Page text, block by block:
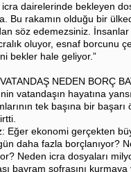
icra dairelerinde bekleyen
Bu rakamın olduğu bir
söz edemezsiniz. İnsanlar
oluyor, esnaf borcunu
bekler hale geliyor.”
NEDEN BORÇ
vatandaşın hayatına
tek başına bir başarı
Eğer ekonomi gerçekten
daha fazla borçlanıyor?
Neden icra dosyaları
bayram sofrasını kurmaya